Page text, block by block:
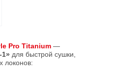
Pro Titanium —
для быстрой сушки,
локонов: